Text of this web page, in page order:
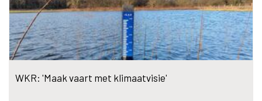
WKR: 'Maak vaart met klimaatvisie'